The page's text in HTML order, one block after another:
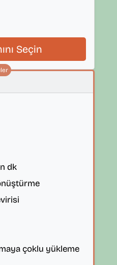
Seçin
dk
çoklu yükleme